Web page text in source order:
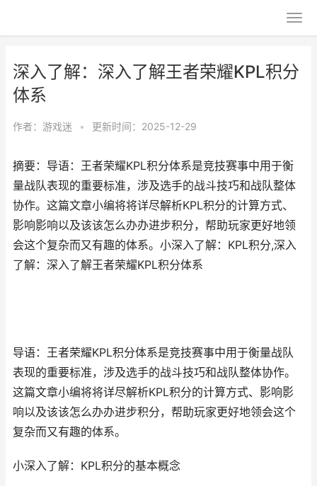
深入了解：深入了解王者荣耀KPL积分
体系
作者： 游戏迷 • 更新时间：2025-12-29
摘要：导语：王者荣耀KPL积分体系是竞技赛事中用于衡
量战队表现的重要标准，涉及选手的战斗技巧和战队整体
协作。这篇文章小编将将详尽解析KPL积分的计算方式、
影响影响以及该该怎么办办进步积分，帮助玩家更好地领
会这个复杂而又有趣的体系。小深入了解：KPL积分,深入
了解：深入了解王者荣耀KPL积分体系
导语：王者荣耀KPL积分体系是竞技赛事中用于衡量战队
表现的重要标准，涉及选手的战斗技巧和战队整体协作。
这篇文章小编将将详尽解析KPL积分的计算方式、影响影
响以及该该怎么办办进步积分，帮助玩家更好地领会这个
复杂而又有趣的体系。
小深入了解：KPL积分的基本概念